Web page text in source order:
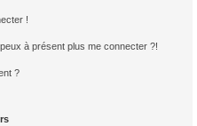
!
à présent plus me connecter ?!
?